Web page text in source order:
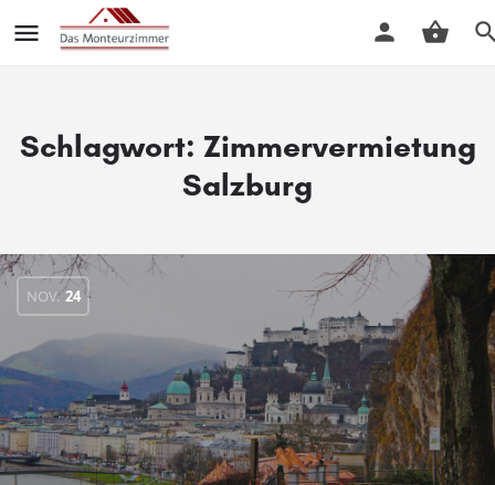
Schlagwort: Zimmervermietung
Salzburg
NOV. 24